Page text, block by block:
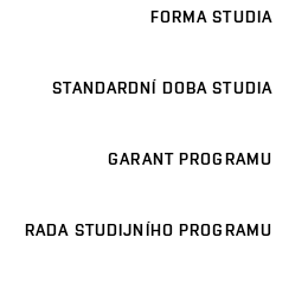
FORMA STUDIA
STANDARDNÍ DOBA STUDIA
GARANT PROGRAMU
RADA STUDIJNÍHO PROGRAMU